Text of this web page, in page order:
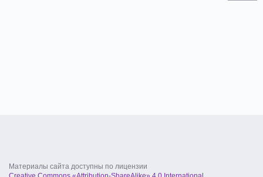
Материалы сайта доступны по лицензии